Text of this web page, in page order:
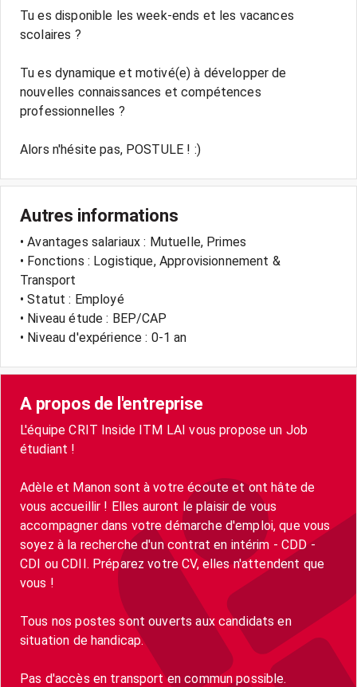
Tu es disponible les week-ends et les vacances
scolaires ?
Tu es dynamique et motivé(e) à développer de
nouvelles connaissances et compétences
professionnelles ?
Alors n'hésite pas, POSTULE ! :)
Autres informations
• Avantages salariaux : Mutuelle, Primes
• Fonctions : Logistique, Approvisionnement &
Transport
• Statut : Employé
• Niveau étude : BEP/CAP
• Niveau d'expérience : 0-1 an
A propos de l'entreprise
L'équipe CRIT Inside ITM LAI vous propose un Job
étudiant !
Adèle et Manon sont à votre écoute et ont hâte de
vous accueillir ! Elles auront le plaisir de vous
accompagner dans votre démarche d'emploi, que vous
soyez à la recherche d'un contrat en intérim - CDD -
CDI ou CDII. Préparez votre CV, elles n'attendent que
vous !
Tous nos postes sont ouverts aux candidats en
situation de handicap.
Pas d'accès en transport en commun possible.